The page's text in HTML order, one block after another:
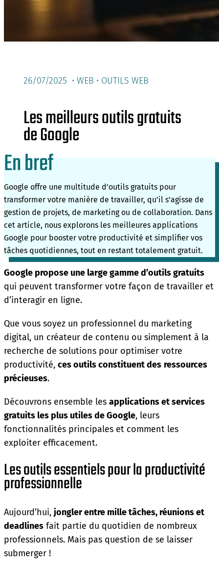
26/07/2025 • WEB • OUTILS WEB
Les meilleurs outils gratuits
de Google
En bref
Google offre une multitude d’outils gratuits pour
transformer votre manière de travailler, qu’il s’agisse de
gestion de projets, de marketing ou de collaboration. Dans
cet article, nous explorons les meilleures applications
Google pour booster votre productivité et simplifier vos
tâches quotidiennes, tout en restant totalement gratuit.
Google propose une large gamme d’outils gratuits
qui peuvent transformer votre façon de travailler et
d’interagir en ligne.
Que vous soyez un professionnel du marketing
digital, un créateur de contenu ou simplement à la
recherche de solutions pour optimiser votre
productivité, ces outils constituent des ressources
précieuses.
Découvrons ensemble les applications et services
gratuits les plus utiles de Google, leurs
fonctionnalités principales et comment les
exploiter efficacement.
Les outils essentiels pour la productivité
professionnelle
Aujourd’hui, jongler entre mille tâches, réunions et
deadlines fait partie du quotidien de nombreux
professionnels. Mais pas question de se laisser
submerger !